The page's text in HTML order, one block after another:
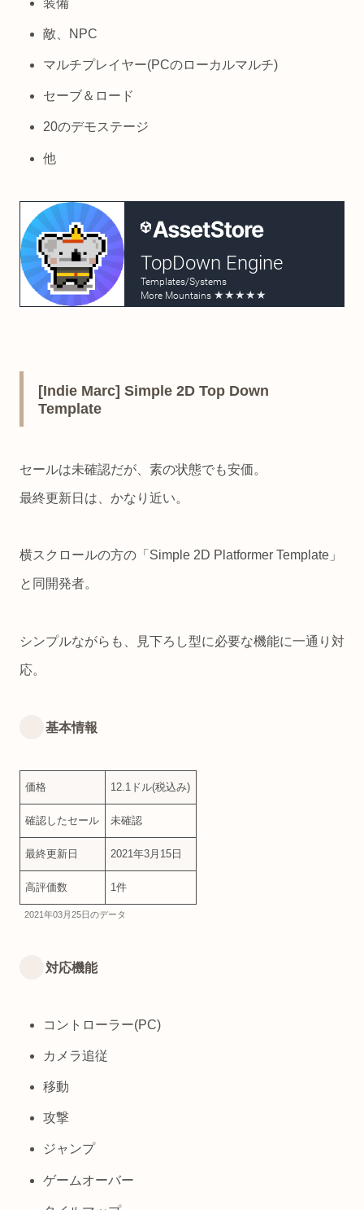
敵、NPC
マルチプレイヤー(PCのローカルマルチ)
セーブ＆ロード
20のデモステージ
他
[Indie Marc] Simple 2D Top Down
Template
セールは未確認だが、素の状態でも安価。
最終更新日は、かなり近い。
横スクロールの方の「Simple 2D Platformer Template」
と同開発者。
シンプルながらも、見下ろし型に必要な機能に一通り対
応。
基本情報
価格 12.1ドル(税込み)
確認したセール 未確認
最終更新日 2021年3月15日
高評価数 1件
2021年03月25日のデータ
対応機能
コントローラー(PC)
カメラ追従
移動
攻撃
ジャンプ
ゲームオーバー